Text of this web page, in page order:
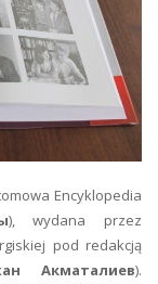
Encyklopedia
), wydana przez
pod redakcją
Акматалиев).